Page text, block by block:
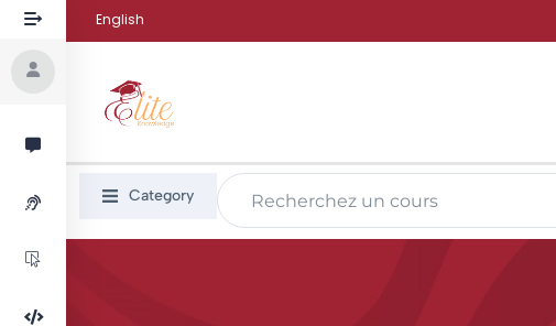
English
Category